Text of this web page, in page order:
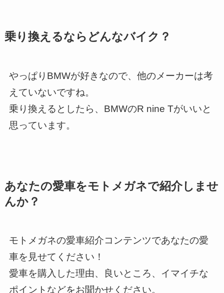
乗り換えるならどんなバイク？
やっぱりBMWが好きなので、他のメーカーは考
えていないですね。
乗り換えるとしたら、BMWのR nine Tがいいと
思っています。
あなたの愛車をモトメガネで紹介しませ
んか？
モトメガネの愛車紹介コンテンツであなたの愛
車を見せてください！
愛車を購入した理由、良いところ、イマイチな
ポイントなどをお聞かせください。